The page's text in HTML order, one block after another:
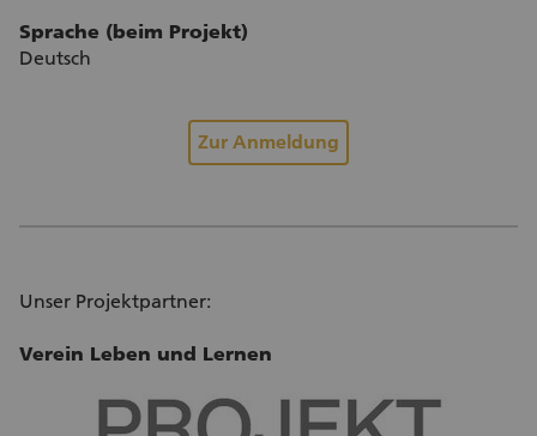
Sprache (beim Projekt)
Deutsch
Zur Anmeldung
Unser Projektpartner:
Verein Leben und Lernen